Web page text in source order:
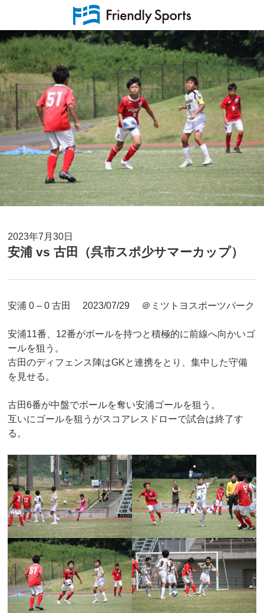
2023年7月30日
安浦 vs 古田（呉市スポ少サマーカップ）
安浦 0 – 0 古田 2023/07/29 ＠ミツトヨスポーツパーク
安浦11番、12番がボールを持つと積極的に前線へ向かいゴ
ールを狙う。
古田のディフェンス陣はGKと連携をとり、集中した守備
を見せる。
古田6番が中盤でボールを奪い安浦ゴールを狙う。
互いにゴールを狙うがスコアレスドローで試合は終了す
る。